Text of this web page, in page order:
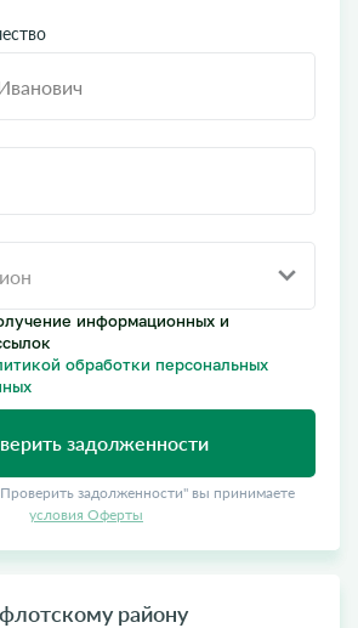
информационных и
обработки персональных
задолженности
задолженности" вы принимаете
условия Оферты
району